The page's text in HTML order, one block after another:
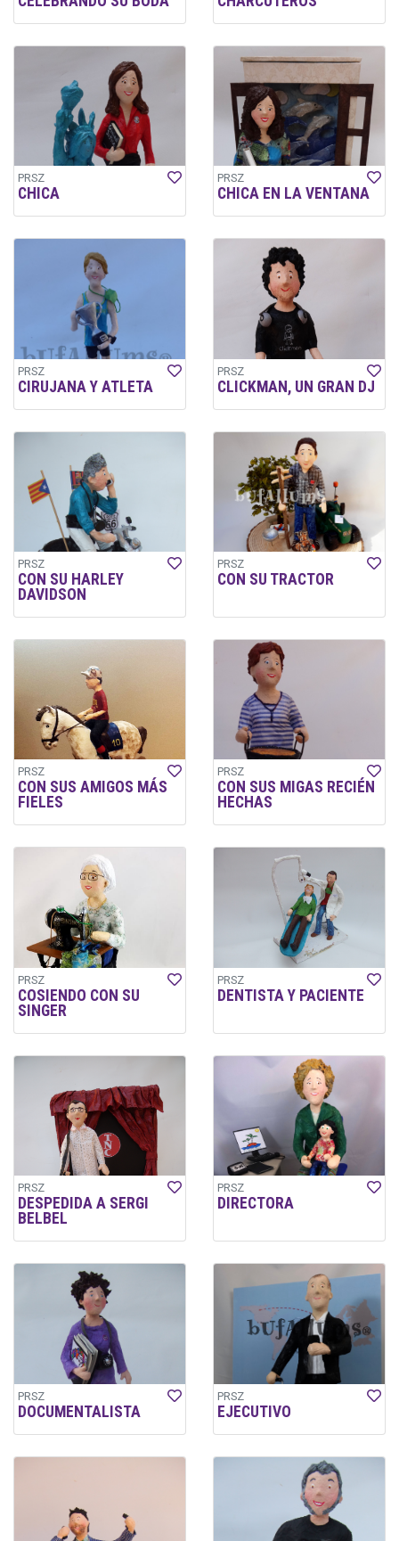
PRSZ
CHICA
PRSZ
CHICA EN LA VENTANA
PRSZ
CIRUJANA Y ATLETA
PRSZ
CLICKMAN, UN GRAN DJ
PRSZ
CON SU HARLEY
DAVIDSON
PRSZ
CON SU TRACTOR
PRSZ
CON SUS AMIGOS MÁS
FIELES
PRSZ
CON SUS MIGAS RECIÉN
HECHAS
PRSZ
COSIENDO CON SU
SINGER
PRSZ
DENTISTA Y PACIENTE
PRSZ
DESPEDIDA A SERGI
BELBEL
PRSZ
DIRECTORA
PRSZ
DOCUMENTALISTA
PRSZ
EJECUTIVO